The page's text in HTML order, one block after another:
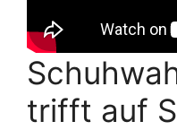
trifft auf